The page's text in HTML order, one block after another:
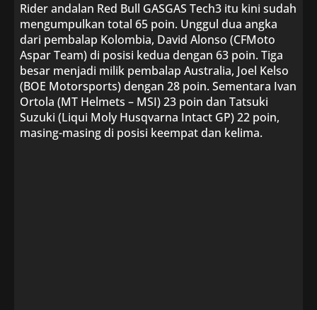
Rider andalan Red Bull GASGAS Tech3 itu kini sudah
mengumpulkan total 65 poin. Unggul dua angka
dari pembalap Kolombia, David Alonso (CFMoto
Aspar Team) di posisi kedua dengan 63 poin. Tiga
besar menjadi milik pembalap Australia, Joel Kelso
(BOE Motorsports) dengan 28 poin. Sementara Ivan
Ortola (MT Helmets – MSI) 23 poin dan Tatsuki
Suzuki (Liqui Moly Husqvarna Intact GP) 22 poin,
masing-masing di posisi keempat dan kelima.